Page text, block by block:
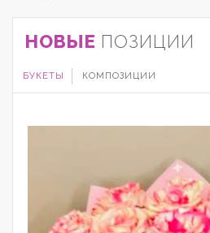
НОВЫЕ ПОЗИЦИИ
БУКЕТЫ КОМПОЗИЦИИ